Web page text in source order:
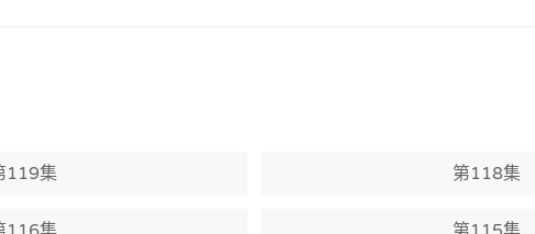
119集 第118集